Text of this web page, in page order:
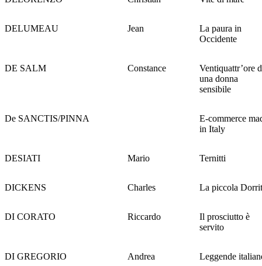
DELUMEAU Jean
La paura in
Occidente
DE SALM Constance
Ventiquattr’ore
una donna
sensibile
De SANCTIS/PINNA
E-commerce
in Italy
DESIATI Mario Ternitti
DICKENS Charles La piccola
DI CORATO Riccardo
Il prosciutto è
servito
DI GREGORIO Andrea Leggende